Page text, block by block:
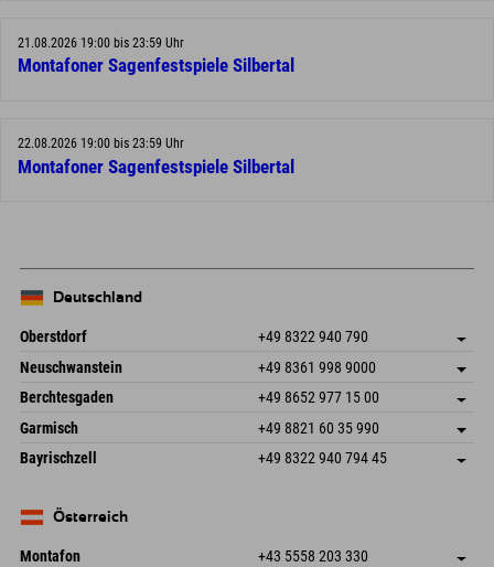
21.08.2026 19:00 bis 23:59 Uhr
Montafoner Sagenfestspiele Silbertal
22.08.2026 19:00 bis 23:59 Uhr
Montafoner Sagenfestspiele Silbertal
Deutschland
Oberstdorf +49 8322 940 790
An der Breitach 3
87538 Fischen I. Allgäu
Deutschland
Adresse speichern
Anreiseinfos
Buchen
Neuschwanstein +49 8361 998 9000
An der Riese 45
87484 Nesselwang im Allgäu
Deutschland
Adresse speichern
Buchen
Berchtesgaden +49 8652 977 15 00
Hofreitstr. 7
83471 Schönau am Königssee
Deutschland
Adresse speichern
Anreiseinfos
Buchen
Garmisch +49 8821 60 35 990
Frickenstraße 22
82490 Farchant
Adresse speichern
Bayrischzell +49 8322 940 794 45
Deutschland
Österreich
Montafon +43 5558 203 330